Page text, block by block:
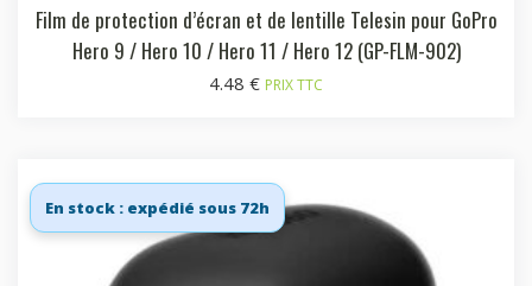
Film de protection d’écran et de lentille Telesin pour GoPro
Hero 9 / Hero 10 / Hero 11 / Hero 12 (GP-FLM-902)
4.48 € PRIX TTC
En stock : expédié sous 72h